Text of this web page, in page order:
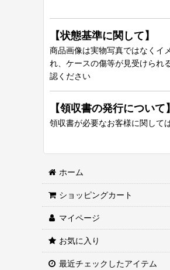
【状態基準に関して】
商品画像は実物写真ではなくイ
れ、ケースの傷等が見受けられ
認ください
【領収書の発行について】
領収書が必要なお客様に関して
ホーム
ショッピングカート
マイページ
お気に入り
最近チェックしたアイテム